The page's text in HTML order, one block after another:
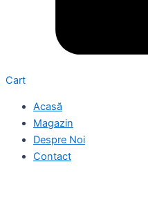
Cart
Acasă
Magazin
Despre Noi
Contact